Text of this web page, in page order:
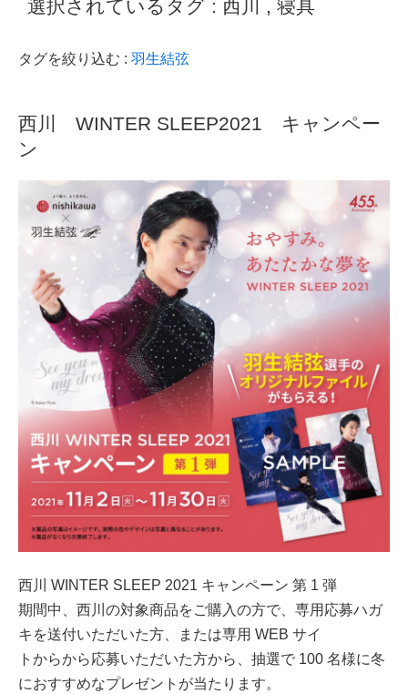
選択されているタグ : 西川 , 寝具
タグを絞り込む : 羽生結弦
西川 WINTER SLEEP2021 キャンペー
ン
西川 WINTER SLEEP 2021 キャンペーン 第 1 弾
期間中、西川の対象商品をご購入の方で、専用応募ハガ
キを送付いただいた方、または専用 WEB サイ
トからから応募いただいた方から、抽選で 100 名様に冬
におすすめなプレゼントが当たります。